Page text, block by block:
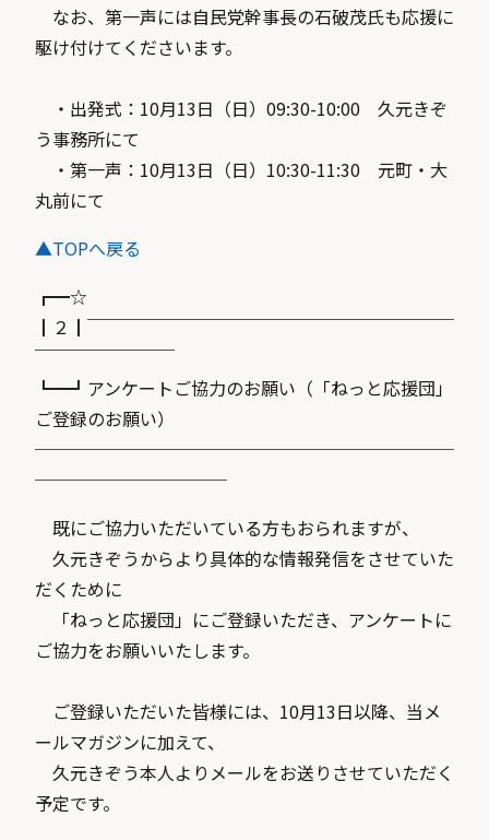
なお、第一声には自民党幹事長の石破茂氏も応援に
駆け付けてくださいます。
・出発式：10月13日（日）09:30-10:00 久元きぞ
う事務所にて
・第一声：10月13日（日）10:30-11:30 元町・大
丸前にて
▲TOPへ戻る
┏━☆
┃２┃￣￣￣￣￣￣￣￣￣￣￣￣￣￣￣￣￣￣￣￣￣
￣￣￣￣￣￣￣￣
┗━┛アンケートご協力のお願い（「ねっと応援団」
ご登録のお願い）
────────────────────────
───────────
既にご協力いただいている方もおられますが、
久元きぞうからより具体的な情報発信をさせていた
だくために
「ねっと応援団」にご登録いただき、アンケートに
ご協力をお願いいたします。
ご登録いただいた皆様には、10月13日以降、当メ
ールマガジンに加えて、
久元きぞう本人よりメールをお送りさせていただく
予定です。